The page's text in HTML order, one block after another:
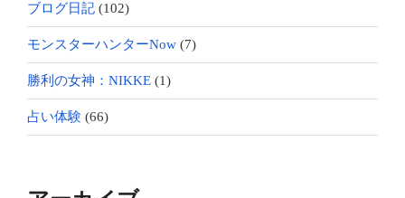
ブログ日記 (102)
モンスターハンターNow (7)
勝利の女神：NIKKE (1)
占い体験 (66)